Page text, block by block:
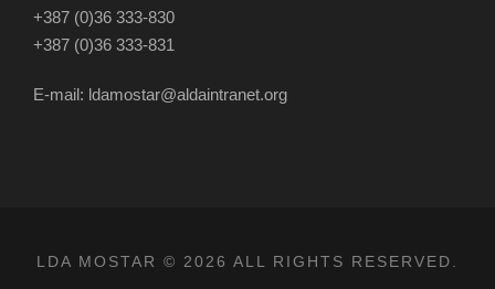
+387 (0)36 333-830
+387 (0)36 333-831
E-mail: ldamostar@aldaintranet.org
LDA MOSTAR © 2026 ALL RIGHTS RESERVED.